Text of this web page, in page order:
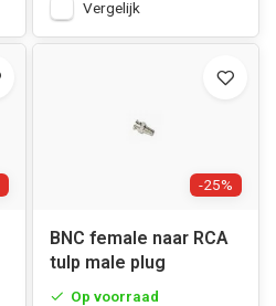
Vergelijk
-25%
BNC female naar RCA
tulp male plug
Op voorraad